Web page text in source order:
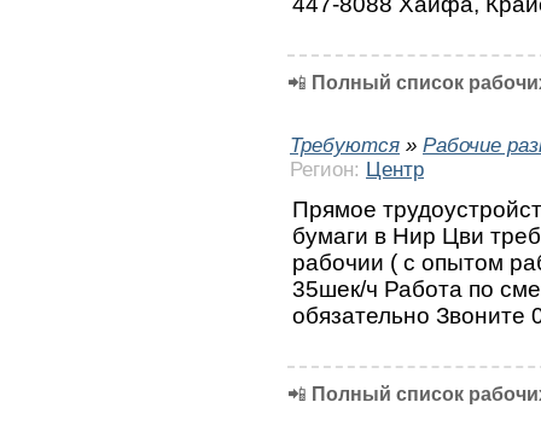
📲 Полный список
Требуются » Рабочие
Регион: Центр
Прямое
бумаги в Нир Цви
рабочии ( с опытом
35шек/ч Работа по
обязательно Звоните
📲 Полный список